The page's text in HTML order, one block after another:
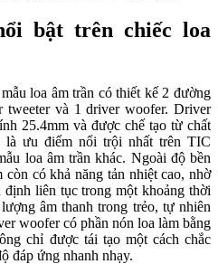
bật trên chiếc loa
loa âm trần có thiết kế 2 đường
và 1 driver woofer. Driver
25.4mm và được chế tạo từ chất
là ưu điểm nổi trội nhất trên TIC
loa âm trần khác. Ngoài độ bền
có khả năng tản nhiệt cao, nhờ
liên tục trong một khoảng thời
âm thanh trong trẻo, tự nhiên
woofer có phần nón loa làm bằng
chỉ được tái tạo một cách chắc
đáp ứng nhanh nhạy.